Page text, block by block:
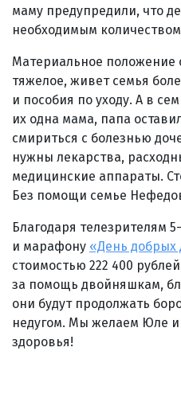
маму предупредили, что
необходимым
Материальное
тяжелое, живет семья
и пособия по уходу. А в
их одна мама, папа
смириться с болезнью
нужны лекарства,
медицинские аппараты.
Без помощи семье
Благодаря телезрителям
и марафону «День добрых
стоимостью 222 400
за помощь двойняшкам,
они будут продолжать
недугом. Мы желаем Юле и
здоровья!